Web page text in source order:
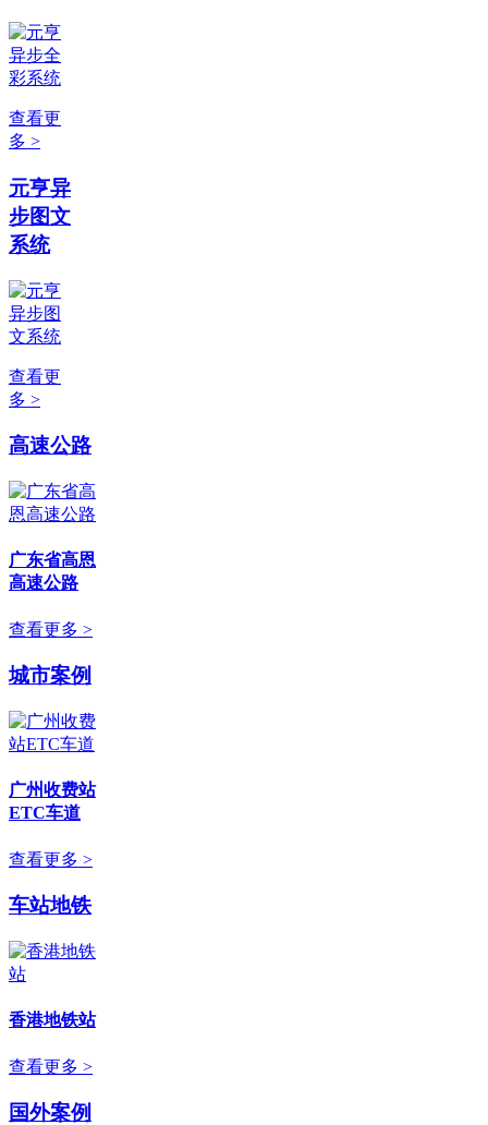
查看更
多 >
元亨异
步图文
系统
查看更
多 >
高速公路
广东省高恩
高速公路
查看更多 >
城市案例
广州收费站
ETC车道
查看更多 >
车站地铁
香港地铁站
查看更多 >
国外案例